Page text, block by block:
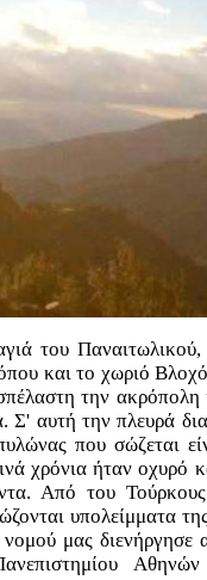
του
και το χωριό
την ακρόπολη
Σ' αυτή την πλευρά
που σώζεται
χρόνια ήταν
Από του
υπολείμματα
νομού μας